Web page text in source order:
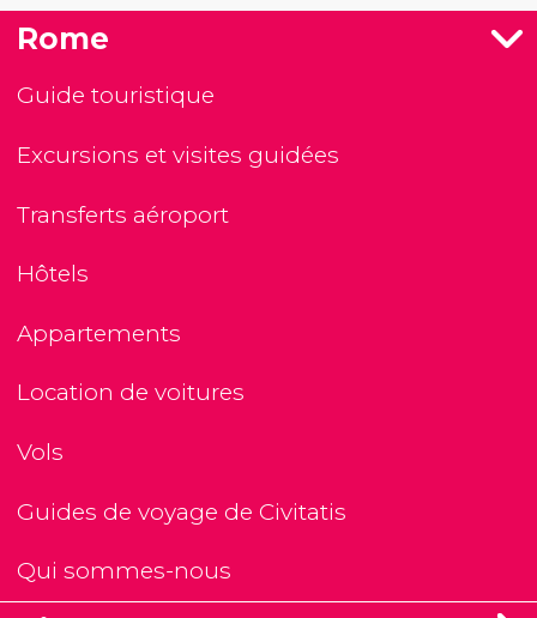
Rome
Guide touristique
Excursions et visites guidées
Transferts aéroport
Hôtels
Appartements
Location de voitures
Vols
Guides de voyage de Civitatis
Qui sommes-nous